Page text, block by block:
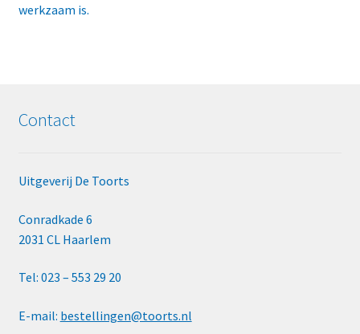
werkzaam is.
Contact
Uitgeverij De Toorts
Conradkade 6
2031 CL Haarlem
Tel: 023 – 553 29 20
E-mail: bestellingen@toorts.nl